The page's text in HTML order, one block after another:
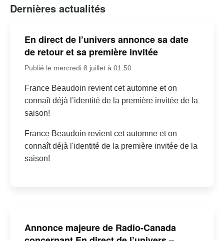
Dernières actualités
En direct de l’univers annonce sa date
de retour et sa première invitée
Publié le mercredi 8 juillet à 01:50
France Beaudoin revient cet automne et on
connaît déjà l’identité de la première invitée de la
saison!
France Beaudoin revient cet automne et on
connaît déjà l'identité de la première invitée de la
saison!
Annonce majeure de Radio-Canada